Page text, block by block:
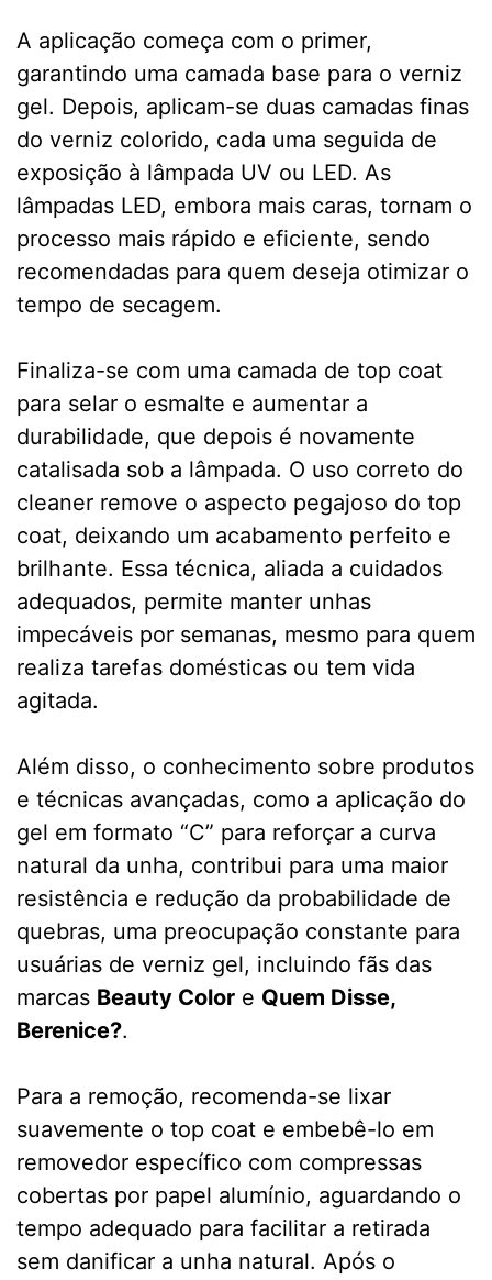
A aplicação começa com o primer,
garantindo uma camada base para o verniz
gel. Depois, aplicam-se duas camadas finas
do verniz colorido, cada uma seguida de
exposição à lâmpada UV ou LED. As
lâmpadas LED, embora mais caras, tornam o
processo mais rápido e eficiente, sendo
recomendadas para quem deseja otimizar o
tempo de secagem.
Finaliza-se com uma camada de top coat
para selar o esmalte e aumentar a
durabilidade, que depois é novamente
catalisada sob a lâmpada. O uso correto do
cleaner remove o aspecto pegajoso do top
coat, deixando um acabamento perfeito e
brilhante. Essa técnica, aliada a cuidados
adequados, permite manter unhas
impecáveis por semanas, mesmo para quem
realiza tarefas domésticas ou tem vida
agitada.
Além disso, o conhecimento sobre produtos
e técnicas avançadas, como a aplicação do
gel em formato “C” para reforçar a curva
natural da unha, contribui para uma maior
resistência e redução da probabilidade de
quebras, uma preocupação constante para
usuárias de verniz gel, incluindo fãs das
marcas Beauty Color e Quem Disse,
Berenice?.
Para a remoção, recomenda-se lixar
suavemente o top coat e embebê-lo em
removedor específico com compressas
cobertas por papel alumínio, aguardando o
tempo adequado para facilitar a retirada
sem danificar a unha natural. Após o